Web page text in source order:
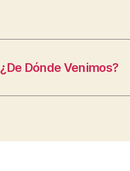
¿De Dónde Venimos?